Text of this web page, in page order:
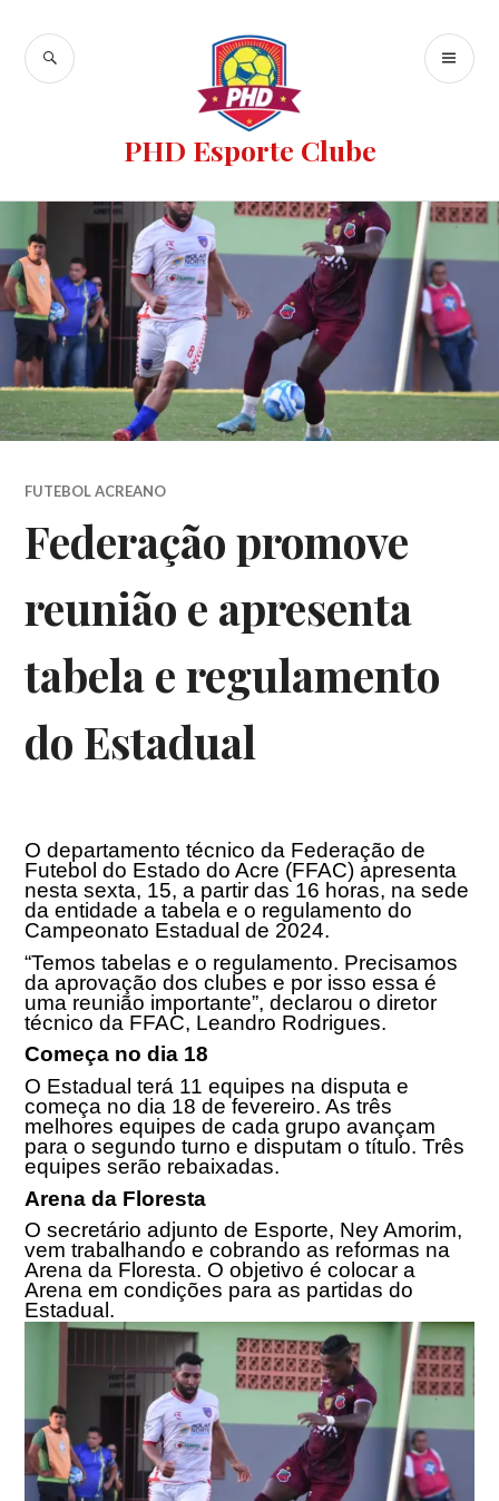
PHD Esporte Clube
FUTEBOL ACREANO
Federação promove
reunião e apresenta
tabela e regulamento
do Estadual
O departamento técnico da Federação de
Futebol do Estado do Acre (FFAC) apresenta
nesta sexta, 15, a partir das 16 horas, na sede
da entidade a tabela e o regulamento do
Campeonato Estadual de 2024.
“Temos tabelas e o regulamento. Precisamos
da aprovação dos clubes e por isso essa é
uma reunião importante”, declarou o diretor
técnico da FFAC, Leandro Rodrigues.
Começa no dia 18
O Estadual terá 11 equipes na disputa e
começa no dia 18 de fevereiro. As três
melhores equipes de cada grupo avançam
para o segundo turno e disputam o título. Três
equipes serão rebaixadas.
Arena da Floresta
O secretário adjunto de Esporte, Ney Amorim,
vem trabalhando e cobrando as reformas na
Arena da Floresta. O objetivo é colocar a
Arena em condições para as partidas do
Estadual.